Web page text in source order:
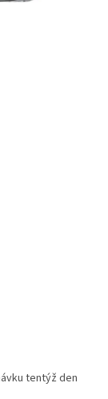
tentýž den